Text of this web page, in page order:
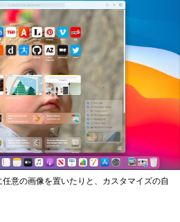
意の画像を置いたりと、カスタマイズの自